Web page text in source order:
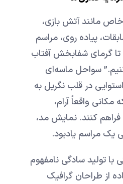
خاص مانند آتش بازی،
پیاده روی، مراسم
تا گرمای شفابخش آفتاب
سواحل ماسه‌ای
در قلب نگریل به
واقعاً آرام،
کنند. نمایش مد،
یک مراسم یادبود.
با تولید سادگی نامفهوم
از طراحان گرافیک